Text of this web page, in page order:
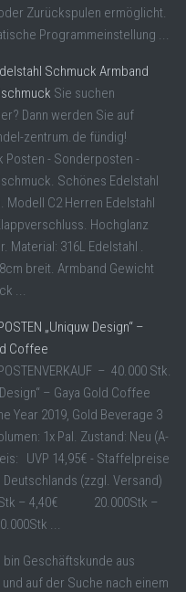
Zurückspulen ermöglicht.
Programmeinstellung ...
Schmuck Armband
Sie suchen
Dann werden Sie auf
zentrum.de fündig!
Posten - Sonderposten -
Schönes Edelstahl
Modell C2 Herren Edelstahl
Hochglanz
Material: 316L Edelstahl .
breit. Armband Gewicht
...
„Uniquw Design“ –
Coffee
– 40.000 Stk.
– Gaya Gold Coffee
Year 2019, Gold Beverage 3
1x Pal. Zustand: Neu (A-
UVP 14,95€ - Staffelpreise
(zzgl. Versand)
– 4,40€ 20.000Stk –
...
bin Geschäftskunde aus
auf der Suche nach einem